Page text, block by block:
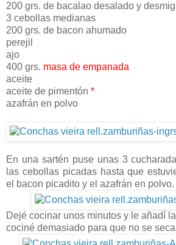
200 grs. de bacalao desalado y
3 cebollas medianas
200 grs. de bacon ahumado
perejil
ajo
400 grs. masa de empanada
aceite
aceite de pimentón *
azafrán en polvo
En una sartén puse unas 3
las cebollas picadas hasta que
el bacon picadito y el azafrán en polvo.
Dejé cocinar unos minutos y le añadí
cociné demasiado para que no se